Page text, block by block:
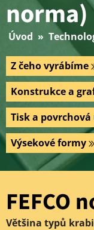
norma)
Úvod »
Z čeho vyrábíme
Konstrukce a
Tisk a
Výsekové formy
FEFCO
Většina typů